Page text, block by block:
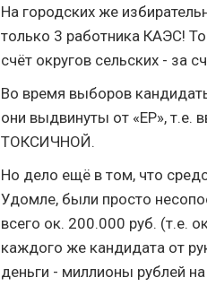
На городских же
только 3 работника КАЭС!
счёт округов сельских - за
Во время выборов
они выдвинуты от «ЕР», т.е.
ТОКСИЧНОЙ.
Но дело ещё в том, что
Удомле, были просто
всего ок. 200.000 руб. (т.е.
каждого же кандидата от
деньги - миллионы рублей